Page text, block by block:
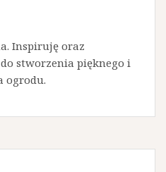
Inspiruję oraz
stworzenia pięknego i
ogrodu.